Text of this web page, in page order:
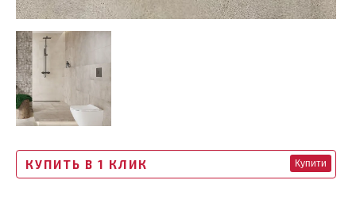
КУПИТЬ В 1 КЛИК Купити